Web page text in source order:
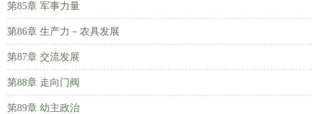
第85章 军事力量
第86章 生产力－农具发展
第87章 交流发展
第88章 走向门阀
第89章 幼主政治